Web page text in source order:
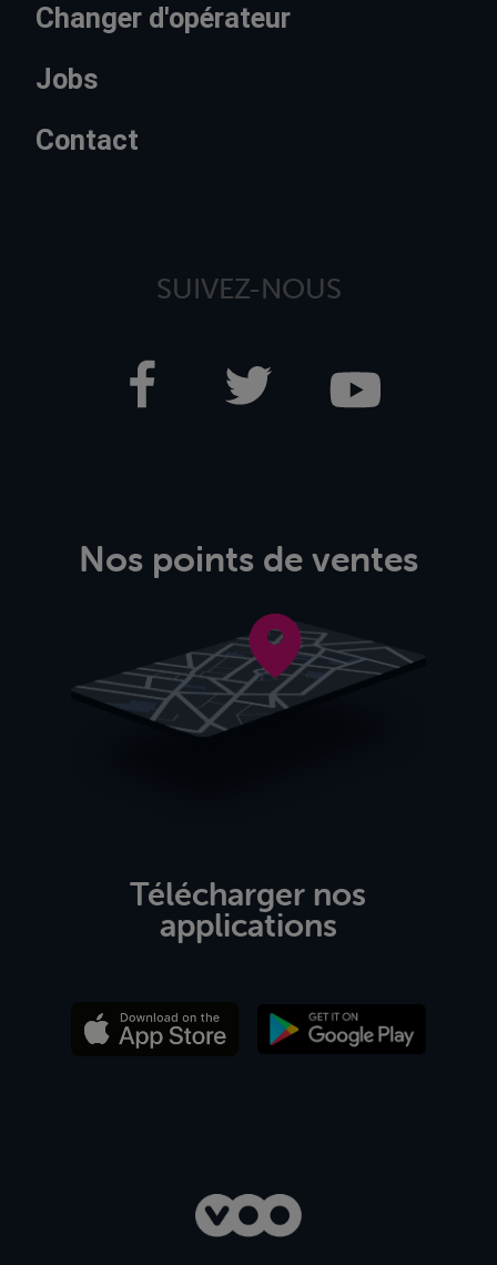
Changer d'opérateur
Jobs
Contact
SUIVEZ-NOUS
Nos points de ventes
Télécharger nos
applications